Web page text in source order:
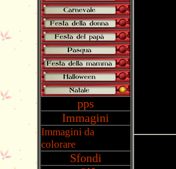
pps
Immagini
Immagini da
colorare
Sfondi